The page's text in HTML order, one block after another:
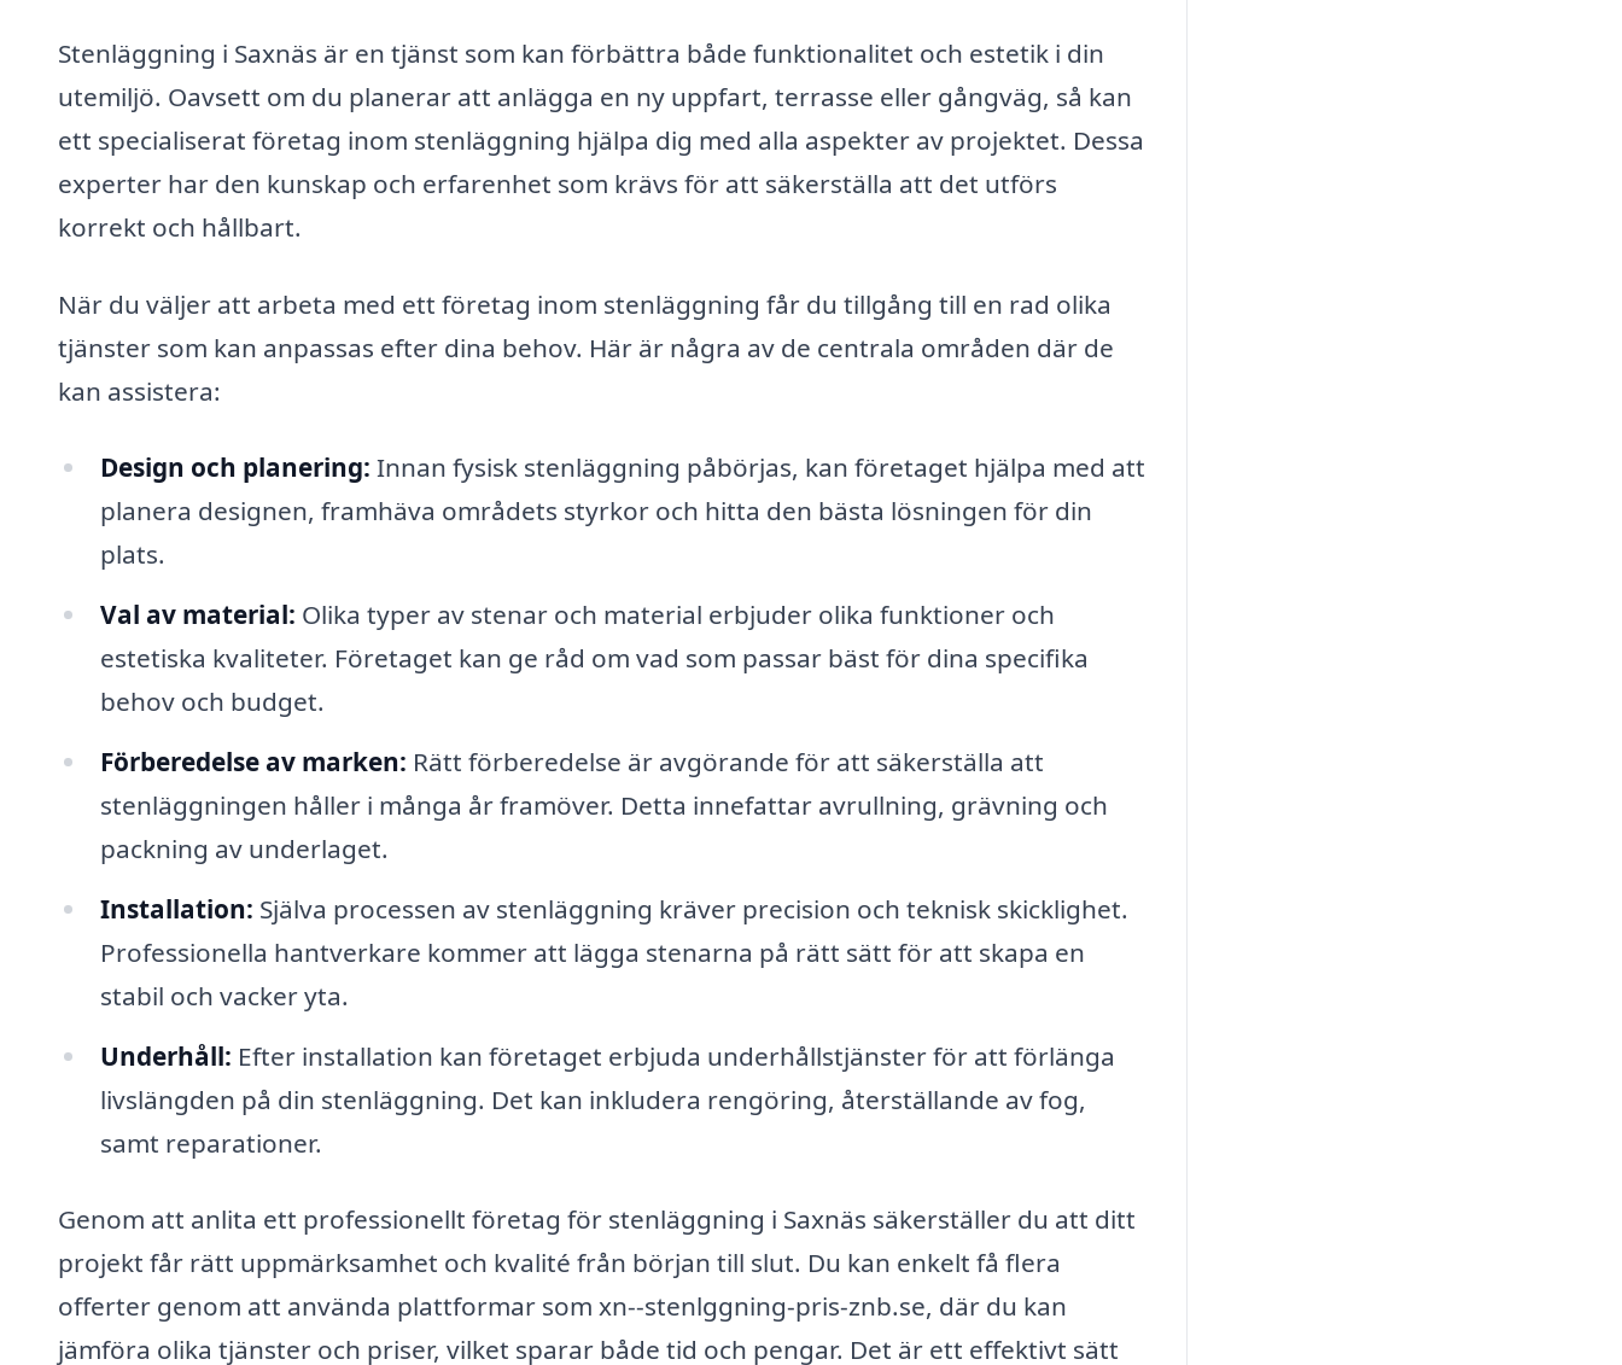
Stenläggning i Saxnäs är en tjänst som kan förbättra både funktionalitet och estetik i din
utemiljö. Oavsett om du planerar att anlägga en ny uppfart, terrasse eller gångväg, så kan
ett specialiserat företag inom stenläggning hjälpa dig med alla aspekter av projektet. Dessa
experter har den kunskap och erfarenhet som krävs för att säkerställa att det utförs
korrekt och hållbart.
När du väljer att arbeta med ett företag inom stenläggning får du tillgång till en rad olika
tjänster som kan anpassas efter dina behov. Här är några av de centrala områden där de
kan assistera:
Design och planering: Innan fysisk stenläggning påbörjas, kan företaget hjälpa med att
planera designen, framhäva områdets styrkor och hitta den bästa lösningen för din
plats.
Val av material: Olika typer av stenar och material erbjuder olika funktioner och
estetiska kvaliteter. Företaget kan ge råd om vad som passar bäst för dina specifika
behov och budget.
Förberedelse av marken: Rätt förberedelse är avgörande för att säkerställa att
stenläggningen håller i många år framöver. Detta innefattar avrullning, grävning och
packning av underlaget.
Installation: Själva processen av stenläggning kräver precision och teknisk skicklighet.
Professionella hantverkare kommer att lägga stenarna på rätt sätt för att skapa en
stabil och vacker yta.
Underhåll: Efter installation kan företaget erbjuda underhållstjänster för att förlänga
livslängden på din stenläggning. Det kan inkludera rengöring, återställande av fog,
samt reparationer.
Genom att anlita ett professionellt företag för stenläggning i Saxnäs säkerställer du att ditt
projekt får rätt uppmärksamhet och kvalité från början till slut. Du kan enkelt få flera
offerter genom att använda plattformar som xn--stenlggning-pris-znb.se, där du kan
jämföra olika tjänster och priser, vilket sparar både tid och pengar. Det är ett effektivt sätt